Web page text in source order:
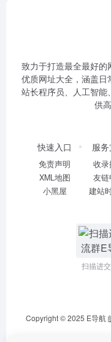
致力于打造最全最好
优质网址大全，涵盖日
站长程序员、人工智
供
快速入口
免责声明
XML地图
小黑屋
服
收录
友链
建站
扫描进
Copyright © 2025 E导航